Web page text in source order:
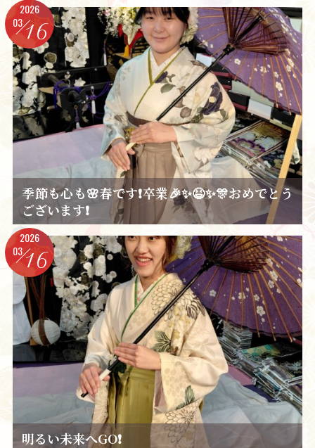
2026
0316
季節も心も🌸春です❗卒業🎉✨😆✨🎊おめでとう
ございます❗
2026
0316
明るい未来へGO❗